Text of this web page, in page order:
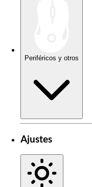
Periféricos y otros
Ajustes